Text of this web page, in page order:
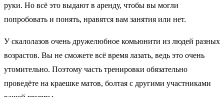
руки. Но всё это выдают в аренду, чтобы вы могли
попробовать и понять, нравятся вам занятия или нет.
У скалолазов очень дружелюбное комьюнити из людей разных
возрастов. Вы не сможете всё время лазать, ведь это очень
утомительно. Поэтому часть тренировки обязательно
проведёте на краешке матов, болтая с другими участниками